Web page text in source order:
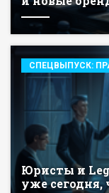
СПЕЦВЫПУСК:
Юристы и
уже сегодня,